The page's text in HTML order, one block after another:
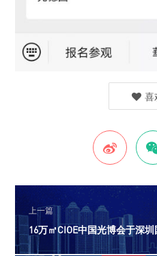
喜
上一篇
16万㎡CIOE中国光博会于深